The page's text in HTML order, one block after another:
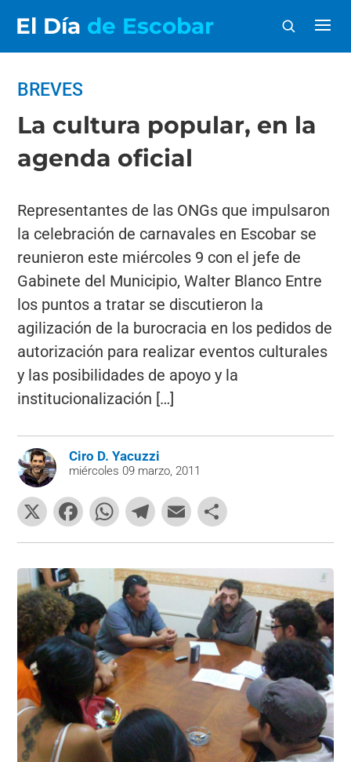
El Día de Escobar
BREVES
La cultura popular, en la
agenda oficial
Representantes de las ONGs que impulsaron
la celebración de carnavales en Escobar se
reunieron este miércoles 9 con el jefe de
Gabinete del Municipio, Walter Blanco Entre
los puntos a tratar se discutieron la
agilización de la burocracia en los pedidos de
autorización para realizar eventos culturales
y las posibilidades de apoyo y la
institucionalización […]
Ciro D. Yacuzzi
miércoles 09 marzo, 2011
X
F
a
c
e
b
o
o
k
W
h
at
s
A
p
p
T
el
e
gr
a
m
E
m
ai
l
o
m
p
ar
tir